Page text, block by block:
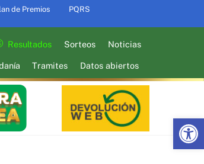
Abrir barra de herramientas
de Premios PQRS
Resultados Sorteos Noticias
Tramites Datos abiertos